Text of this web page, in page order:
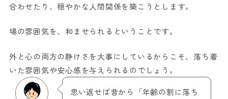
合わせたり、穏やかな人間関係を築こうとします。
場の雰囲気を、和ませられるということです。
外と心の両方の静けさを大事にしているからこそ、落ち着
いた雰囲気や安心感を与えられるのでしょう。
思い返せば昔から「年齢の割に落ち